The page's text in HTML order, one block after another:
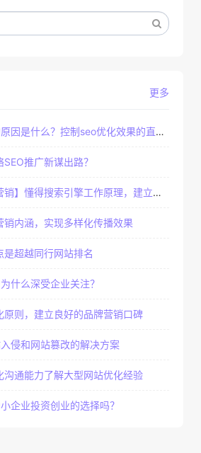
更多
是什么？控制seo优化效果的直接因素
推广新谋出路？
懂得搜索引擎工作原理，建立准确客户群体
销内涵，实现多样化传播效果
是超越同行网站排名
什么深受企业关注？
原则，建立良好的品牌营销口碑
侵和网站篡改的解决方案
沟通能力了解大型网站优化经验
企业投资创业的选择吗？